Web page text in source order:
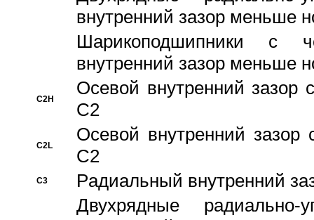
внутренний зазор меньше
Шарикоподшипники с
внутренний зазор меньше
C2H
Осевой внутренний зазор
C2
C2L
Осевой внутренний зазор
C2
C3
Pадиальный внутренний
Двухрядные радиально-